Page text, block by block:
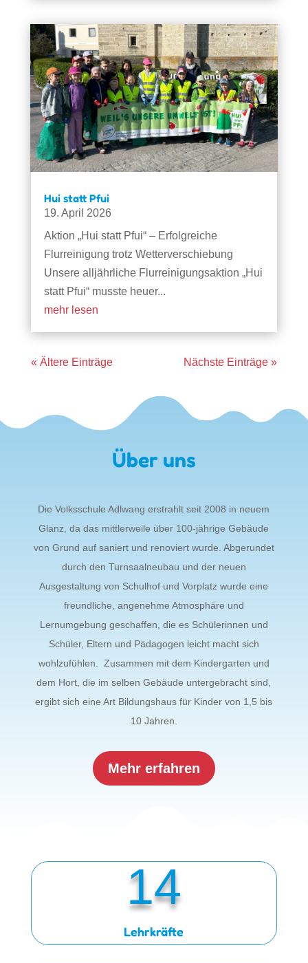
Hui statt Pfui
19. April 2026
Aktion „Hui statt Pfui“ – Erfolgreiche
Flurreinigung trotz Wetterverschiebung
Unsere alljährliche Flurreinigungsaktion „Hui
statt Pfui“ musste heuer...
mehr lesen
« Ältere Einträge Nächste Einträge »
Über uns
Die Volksschule Adlwang erstrahlt seit 2008 in neuem
Glanz, da das mittlerweile über 100-jährige Gebäude
von Grund auf saniert und renoviert wurde. Abgerundet
durch den Turnsaalneubau und der neuen
Ausgestaltung von Schulhof und Vorplatz wurde eine
freundliche, angenehme Atmosphäre und
Lernumgebung geschaffen, die es Schülerinnen und
Schüler, Eltern und Pädagogen leicht macht sich
wohlzufühlen. Zusammen mit dem Kindergarten und
dem Hort, die im selben Gebäude untergebracht sind,
ergibt sich eine Art Bildungshaus für Kinder von 1,5 bis
10 Jahren.
Mehr erfahren
14
Lehrkräfte